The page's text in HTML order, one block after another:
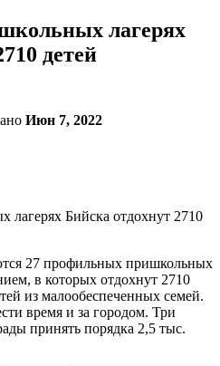
лагерях
детей
Июн 7, 2022
27 профильных пришкольных
в которых отдохнут 2710
из малообеспеченных семей.
время и за городом. Три
принять порядка 2,5 тыс.